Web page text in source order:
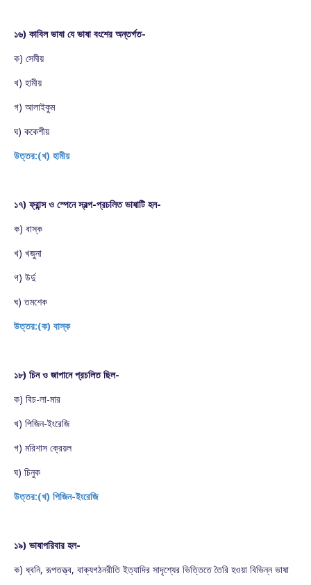
১৬) কাবিল ভাষা যে ভাষা বংশের অন্তর্গত-
ক) সেমীয়
খ) হামীয়
গ) আলাইকুম
ঘ) ককেশীয়
উত্তর:(খ) হামীয়
১৭) ফ্রান্স ও স্পেনে স্বল্প-প্রচলিত ভাষাটি হল-
ক) বাস্ক
খ) খজুনা
গ) উর্দু
ঘ) তমশেক
উত্তর:(ক) বাস্ক
১৮) চিন ও জাপানে প্রচলিত ছিল-
ক) বিচ-লা-মার
খ) পিজিন-ইংরেজি
গ) মরিশাস ক্রেয়ল
ঘ) চিনুক
উত্তর:(খ) পিজিন-ইংরেজি
১৯) ভাষাপরিবার হল-
ক) ধ্বনি, রূপতত্ত্ব, বাক্যগঠনরীতি ইত্যাদির সাদৃশ্যের ভিত্তিতে তৈরি হওয়া বিভিন্ন ভাষা